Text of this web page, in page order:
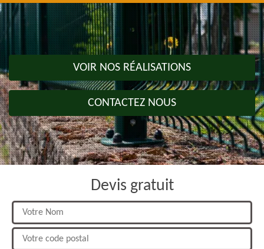
VOIR NOS RÉALISATIONS
CONTACTEZ NOUS
Devis gratuit